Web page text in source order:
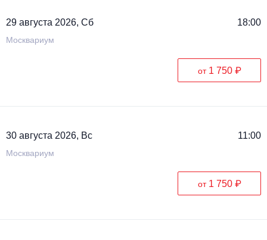
29 августа 2026, Сб 18:00
Москвариум
от 1 750 ₽
30 августа 2026, Вс 11:00
Москвариум
от 1 750 ₽